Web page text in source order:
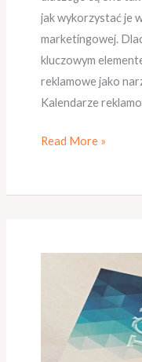
jak wykorzystać je
marketingowej.
kluczowym
reklamowe jako
Kalendarze
Read More »